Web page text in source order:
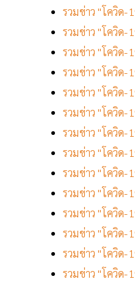
รวมข่าว "โควิด-
รวมข่าว "โควิด-
รวมข่าว "โควิด-
รวมข่าว "โควิด-
รวมข่าว "โควิด-
รวมข่าว "โควิด-
รวมข่าว "โควิด-
รวมข่าว "โควิด-
รวมข่าว "โควิด-
รวมข่าว "โควิด-
รวมข่าว "โควิด-
รวมข่าว "โควิด-
รวมข่าว "โควิด-
รวมข่าว "โควิด-